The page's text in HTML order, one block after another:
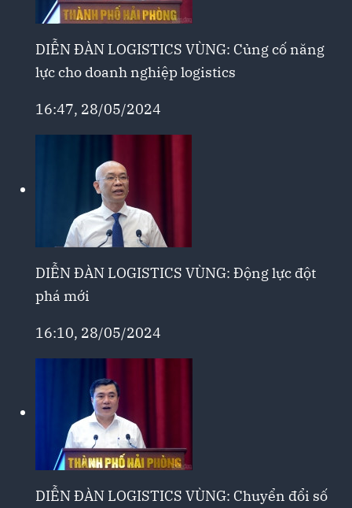
DIỄN ĐÀN LOGISTICS VÙNG: Củng cố năng
lực cho doanh nghiệp logistics
16:47, 28/05/2024
DIỄN ĐÀN LOGISTICS VÙNG: Động lực đột
phá mới
16:10, 28/05/2024
DIỄN ĐÀN LOGISTICS VÙNG: Chuyển đổi số